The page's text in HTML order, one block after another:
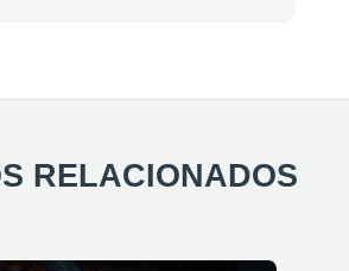
RELACIONADOS